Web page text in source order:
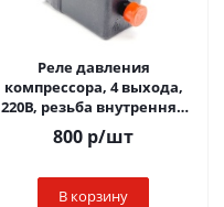
Реле давления
компрессора, 4 выхода,
220В, резьба внутренняя
1/4" 328760
800 р/шт
В корзину